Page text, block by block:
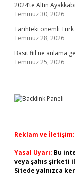
2024’te Altın
Temmuz 30, 2026
Tarihteki önemli
Temmuz 28, 2026
Basit fiil ne anlama
Temmuz 25, 2026
Reklam ve İletişim:
Yasal Uyarı: Bu
veya şahıs şirketi
Sitede yalnızca